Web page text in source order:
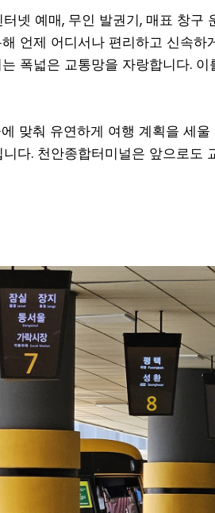
넷 예매, 무인 발권기, 매표 창
언제 어디서나 편리하고 신속
폭넓은 교통망을 자랑합니다.
맞춰 유연하게 여행 계획을 세
다. 천안종합터미널은 앞으로